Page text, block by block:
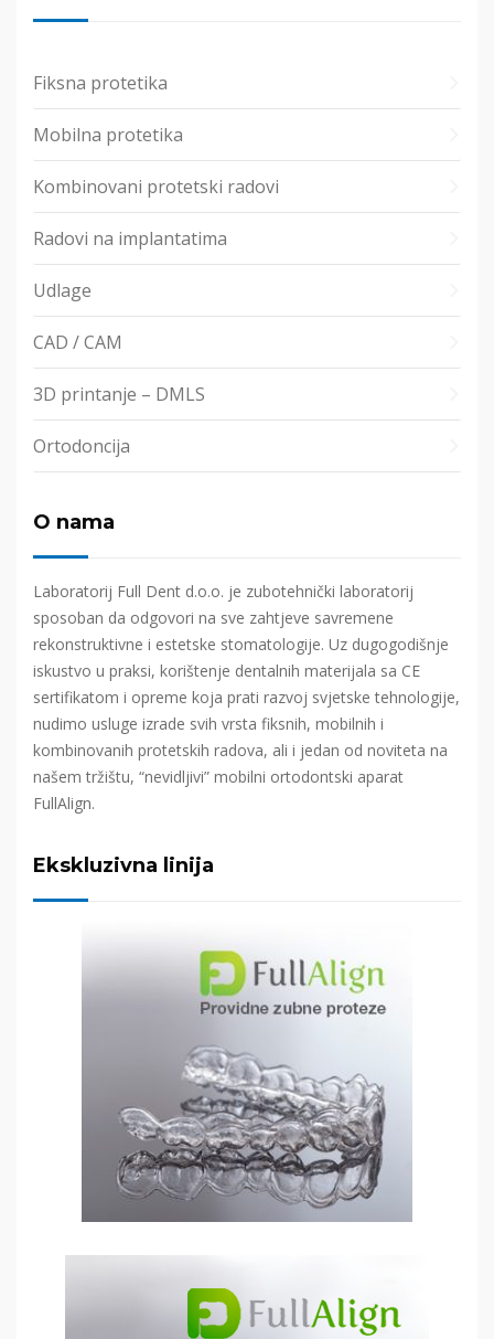
Fiksna protetika
Mobilna protetika
Kombinovani protetski radovi
Radovi na implantatima
Udlage
CAD / CAM
3D printanje – DMLS
Ortodoncija
O nama
Laboratorij Full Dent d.o.o. je zubotehnički laboratorij
sposoban da odgovori na sve zahtjeve savremene
rekonstruktivne i estetske stomatologije. Uz dugogodišnje
iskustvo u praksi, korištenje dentalnih materijala sa CE
sertifikatom i opreme koja prati razvoj svjetske tehnologije,
nudimo usluge izrade svih vrsta fiksnih, mobilnih i
kombinovanih protetskih radova, ali i jedan od noviteta na
našem tržištu, “nevidljivi” mobilni ortodontski aparat
FullAlign.
Ekskluzivna linija